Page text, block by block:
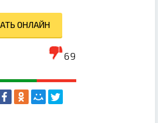
ОНЛАЙН
69